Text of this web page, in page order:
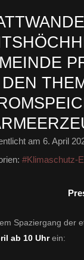
am 6. April
#Klimaschutz-
Spaziergang der
ab 10 Uhrein: